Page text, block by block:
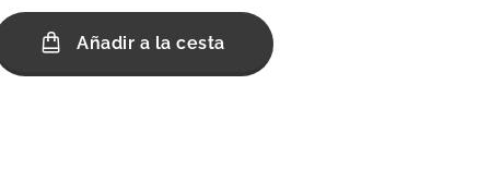
Añadir a la cesta